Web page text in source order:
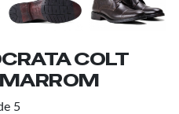
COLT
5